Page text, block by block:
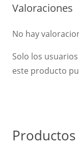
Valoraciones
No hay
Solo los
este producto